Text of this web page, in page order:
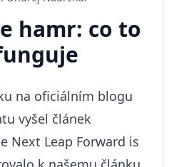
hamr: co to
na oficiálním blogu
vyšel článek
Next Leap Forward is